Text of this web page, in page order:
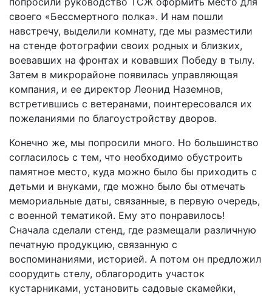
своего «Бессмертного полка». И нам пошли
навстречу, выделили комнату, где мы разместили
на стенде фотографии своих родных и близких,
воевавших на фронтах и ковавших Победу в тылу.
Затем в микрорайоне появилась управляющая
компания, и ее директор Леонид Наземнов,
встретившись с ветеранами, поинтересовался их
пожеланиями по благоустройству дворов.
Конечно же, мы попросили много. Но большинство
согласилось с тем, что необходимо обустроить
памятное место, куда можно было бы приходить с
детьми и внуками, где можно было бы отмечать
мемориальные даты, связанные, в первую очередь,
с военной тематикой. Ему это понравилось!
Сначала сделали стенд, где размещали различную
печатную продукцию, связанную с
воспоминаниями, историей. А потом он предложил
соорудить стелу, облагородить участок
кустарниками, установить садовые скамейки,